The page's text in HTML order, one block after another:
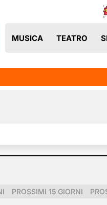
MUSICA TEATRO
PROSSIMI 15 GIORNI